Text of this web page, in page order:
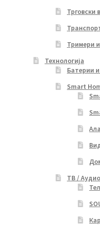
Трговски
Тримери
Технологија
Батерии
Smart
ТВ /